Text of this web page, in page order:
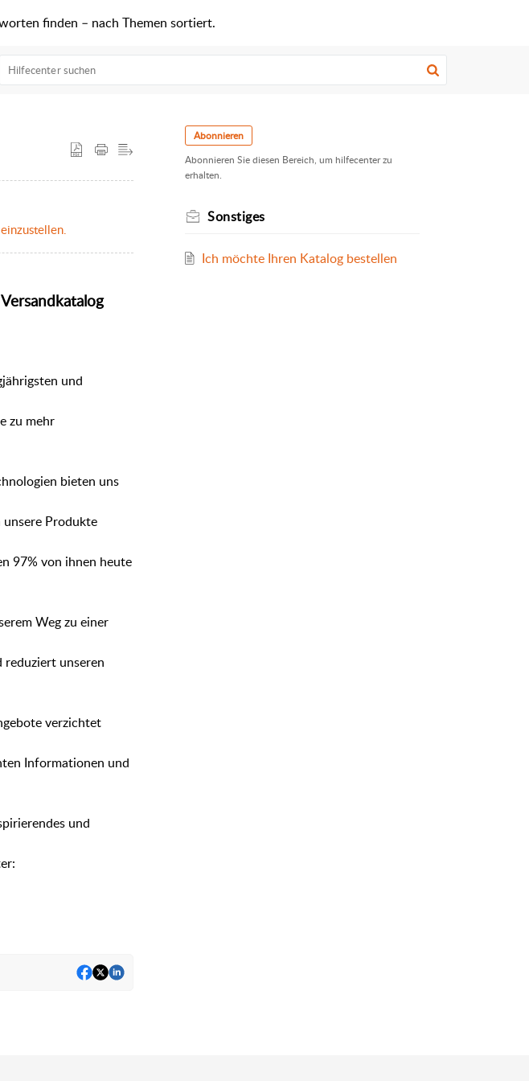
finden – nach Themen sortiert.
und
zu mehr
bieten uns
Produkte
97% von ihnen heute
Weg zu einer
reduziert unseren
verzichtet
Informationen und
und
Abonnieren
Abonnieren Sie diesen Bereich, um hilfecenter zu
erhalten.
Sonstiges
Ich möchte Ihren Katalog bestellen